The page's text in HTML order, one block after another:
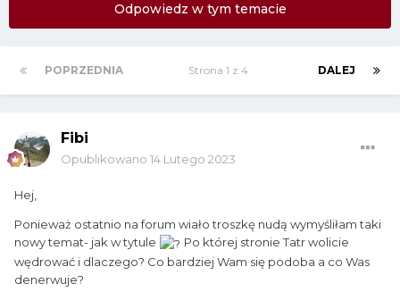
Odpowiedz w tym temacie
POPRZEDNIA DALEJ
Strona 1 z 4
Fibi
Opublikowano 14 Lutego 2023
Hej,
Ponieważ ostatnio na forum wiało troszkę nudą wymyśliłam taki
nowy temat- jak w tytule
Po której stronie Tatr wolicie
wędrować i dlaczego? Co bardziej Wam się podoba a co Was
denerwuje?